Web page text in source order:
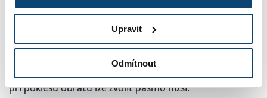
Upravit
Odmítnout
Změnu pásma můžete provést vždyna začátku nového
– pro rok 2026 je to do 12. 1.
Důvodem může být změna výše příjmu. Pokud se vaše
příjmy zvýší, můžete přejít do vyššího pásma; naopak
při poklesu obratu lze zvolit pásmo nižší.